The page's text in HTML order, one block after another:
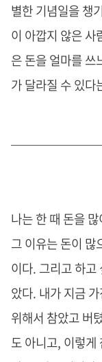
별한 기념일을 챙
이 아깝지 않은 사
은 돈을 얼마를 쓰
가 달라질 수 있다
나는 한 때 돈을
그 이유는 돈이 많
이다. 그리고 하고
았다. 내가 지금
위해서 참았고 버
도 아니고, 이렇게